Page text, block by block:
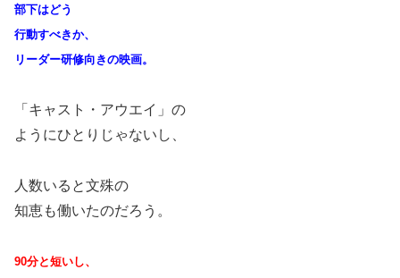
部下はどう
行動すべきか、
リーダー研修向きの映画。
「キャスト・アウエイ」の
ようにひとりじゃないし、
人数いると文殊の
知恵も働いたのだろう。
90分と短いし、